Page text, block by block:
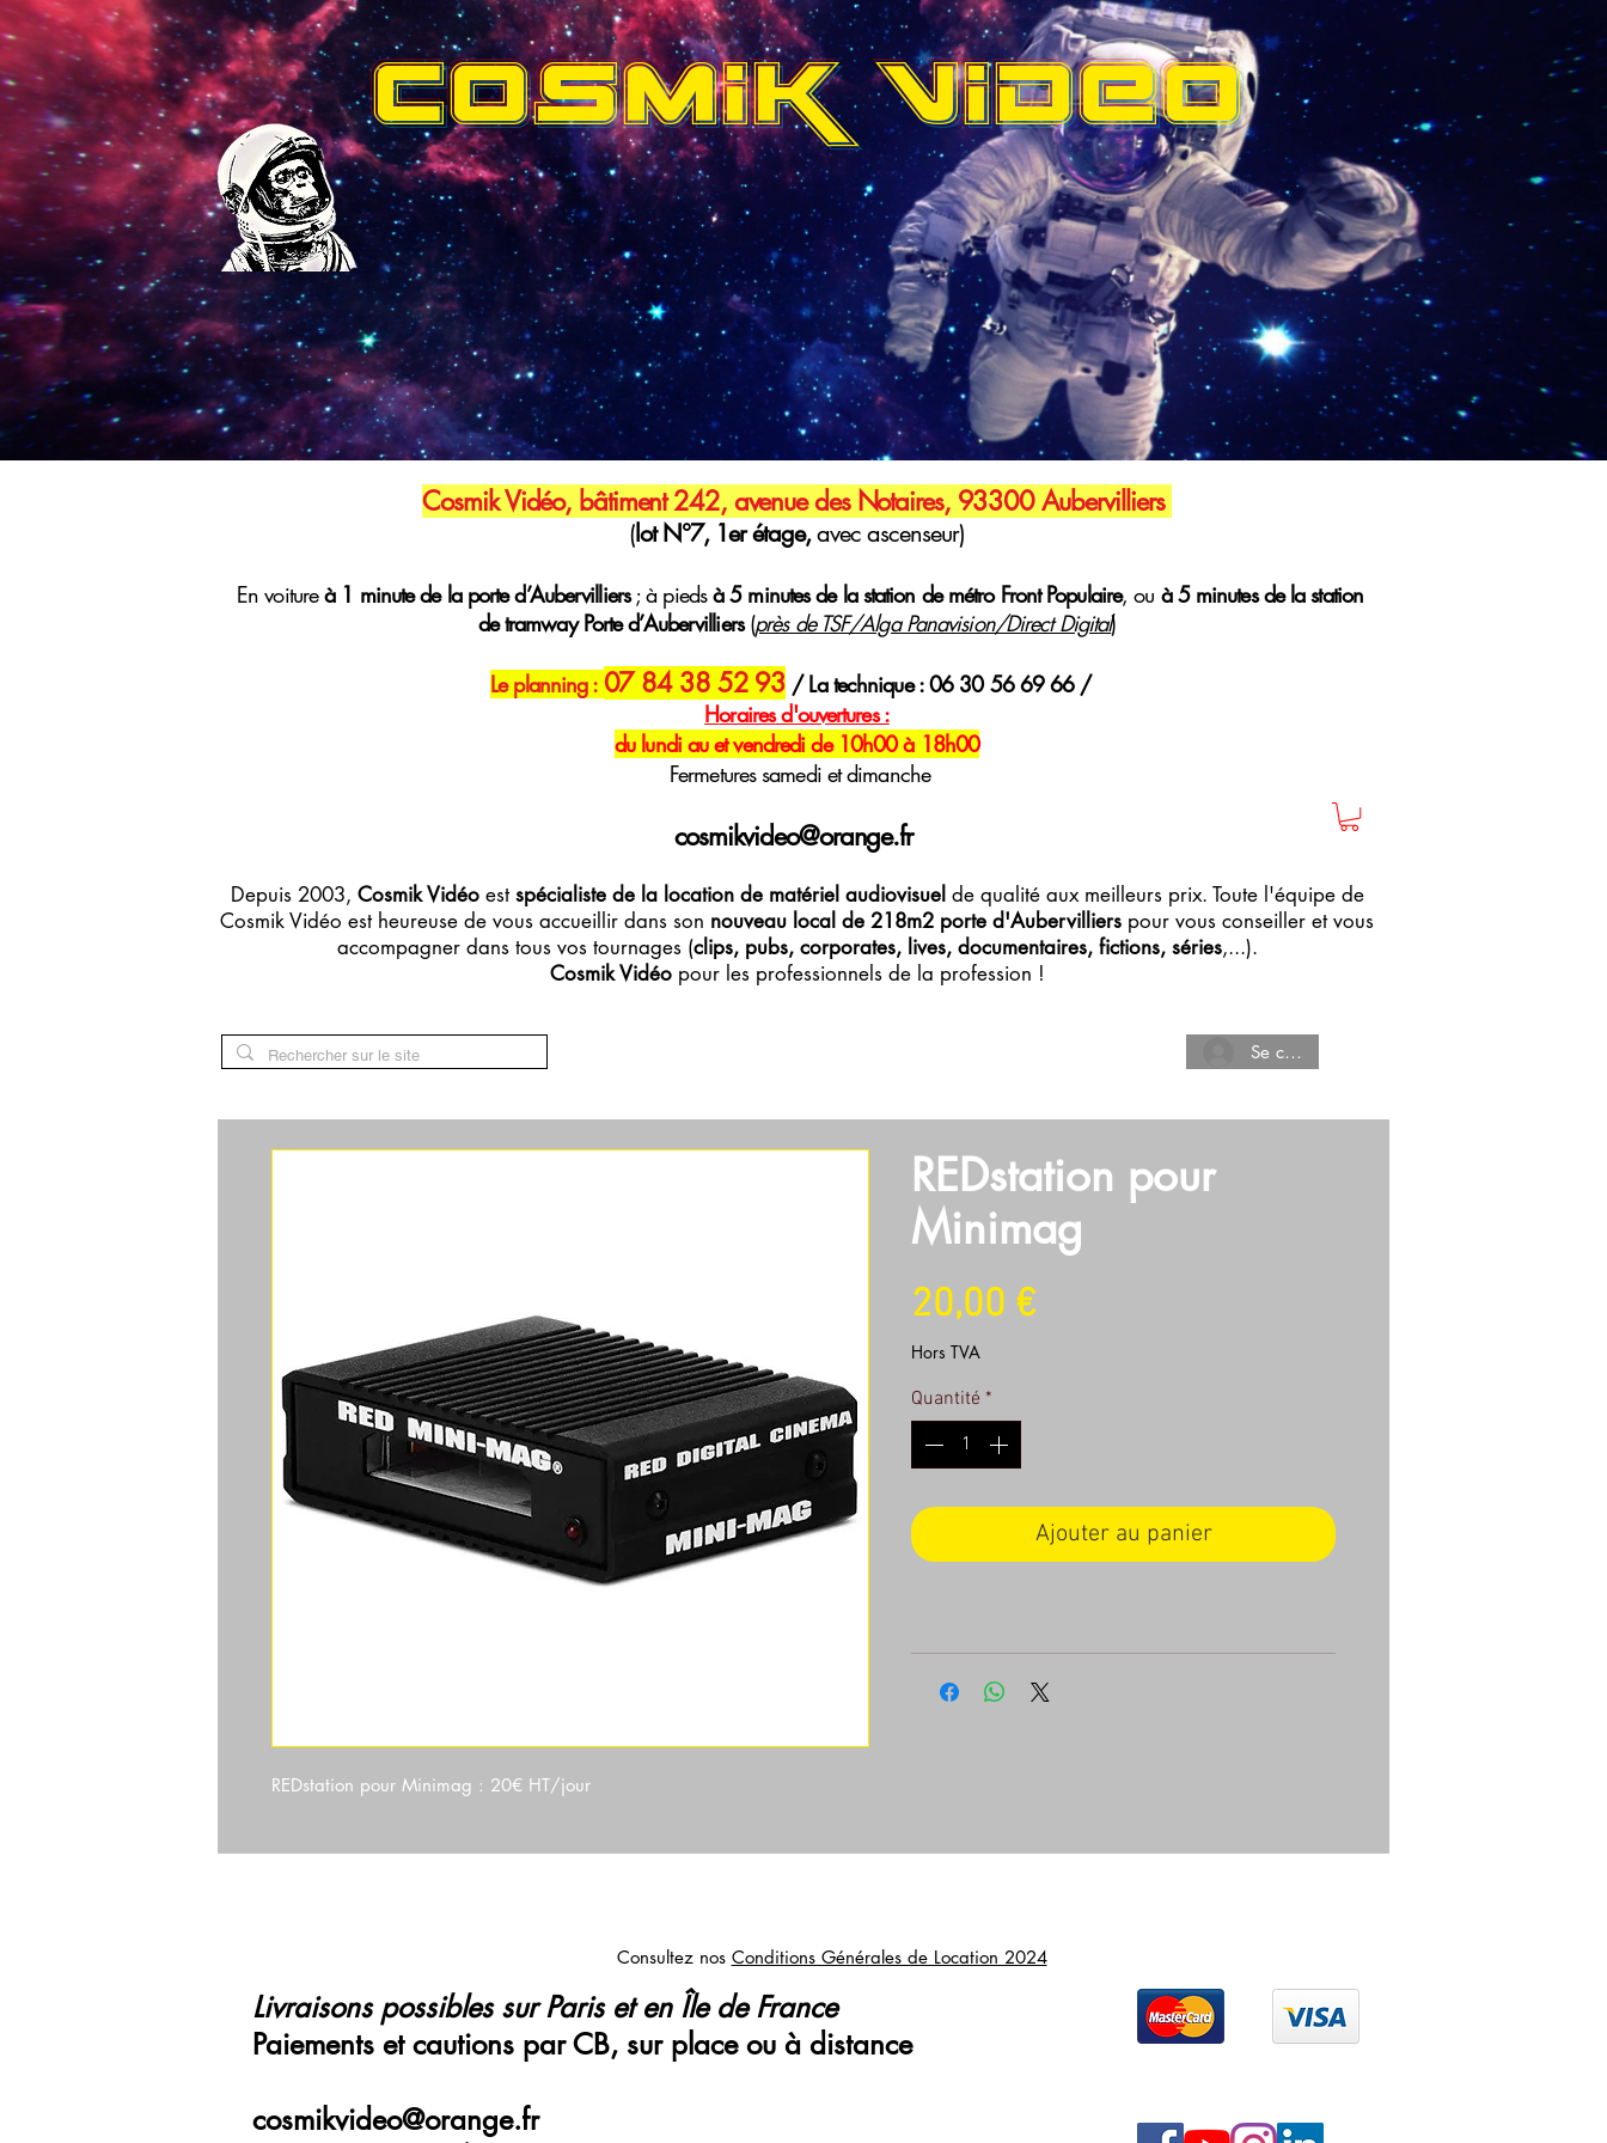
COSMIK VIDEO
Cosmik Vidéo, bâtiment 242, avenue des Notaires, 93300 Aubervilliers
(lot N°7, 1er étage,avec ascenseur)
En voitureà 1 minute de la porte d’Aubervilliers; à piedsà 5 minutes de la station de métro Front Populaire, ou à 5 minutes de la station
de tramway Porte d’Aubervilliers(près de TSF/Alga Panavision/Direct Digital)
Le planning : 07 84 38 52 93 / La technique : 06 30 56 69 66 /
Horairesd'ouvertures :
du lundi au et vendredi de 10h00 à 18h00
Fermetures samedi et dimanche
cosmikvideo@orange.fr
Depuis 2003, Cosmik Vidéoestspécialiste de la location de matériel audiovisuel de qualité aux meilleurs prix. Toute l'équipe de
Cosmik Vidéo est heureuse de vous accueillir dans son nouveau local de 218m2 porte d'Aubervilliers pour vous conseiller et vous
accompagner dans tous vos tournages (clips, pubs, corporates, lives, documentaires, fictions, séries,...).
Cosmik Vidéopour les professionnels de la profession !
Se connecter
REDstation pour Minimag : 20€ HT/jour
REDstation pour
Minimag
20,00 €Prix
Hors TVA
Quantité *
Ajouter au panier
Consultez nos Conditions Générales de Location 2024
cosmikvideo@orange.fr
Livraisons possibles sur Paris et en Île de France
Paiements et cautions par CB, sur place ou à distance